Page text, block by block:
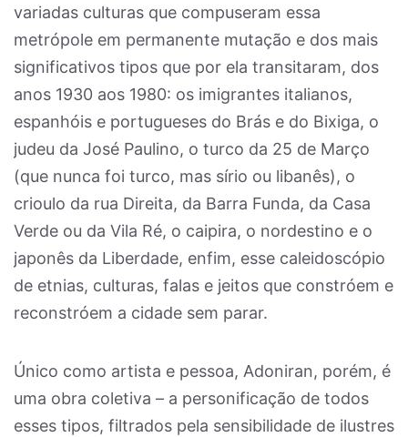
variadas culturas que compuseram essa
metrópole em permanente mutação e dos mais
significativos tipos que por ela transitaram, dos
anos 1930 aos 1980: os imigrantes italianos,
espanhóis e portugueses do Brás e do Bixiga, o
judeu da José Paulino, o turco da 25 de Março
(que nunca foi turco, mas sírio ou libanês), o
crioulo da rua Direita, da Barra Funda, da Casa
Verde ou da Vila Ré, o caipira, o nordestino e o
japonês da Liberdade, enfim, esse caleidoscópio
de etnias, culturas, falas e jeitos que constróem e
reconstróem a cidade sem parar.
Único como artista e pessoa, Adoniran, porém, é
uma obra coletiva – a personificação de todos
esses tipos, filtrados pela sensibilidade de ilustres